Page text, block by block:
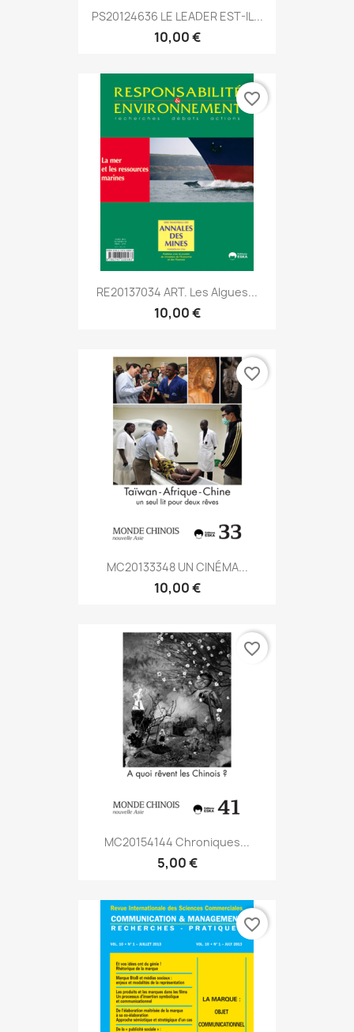
PS20124636 LE LEADER EST-IL...
10,00 €
RE20137034 ART. Les Algues...
10,00 €
favorite_border
MC20133348 UN CINÉMA...
10,00 €
favorite_border
MC20154144 Chroniques...
5,00 €
favorite_border
favorite_border